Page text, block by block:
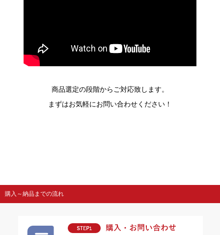
商品選定の段階からご対応致します。
まずはお気軽にお問い合わせください！
購入～納品までの流れ